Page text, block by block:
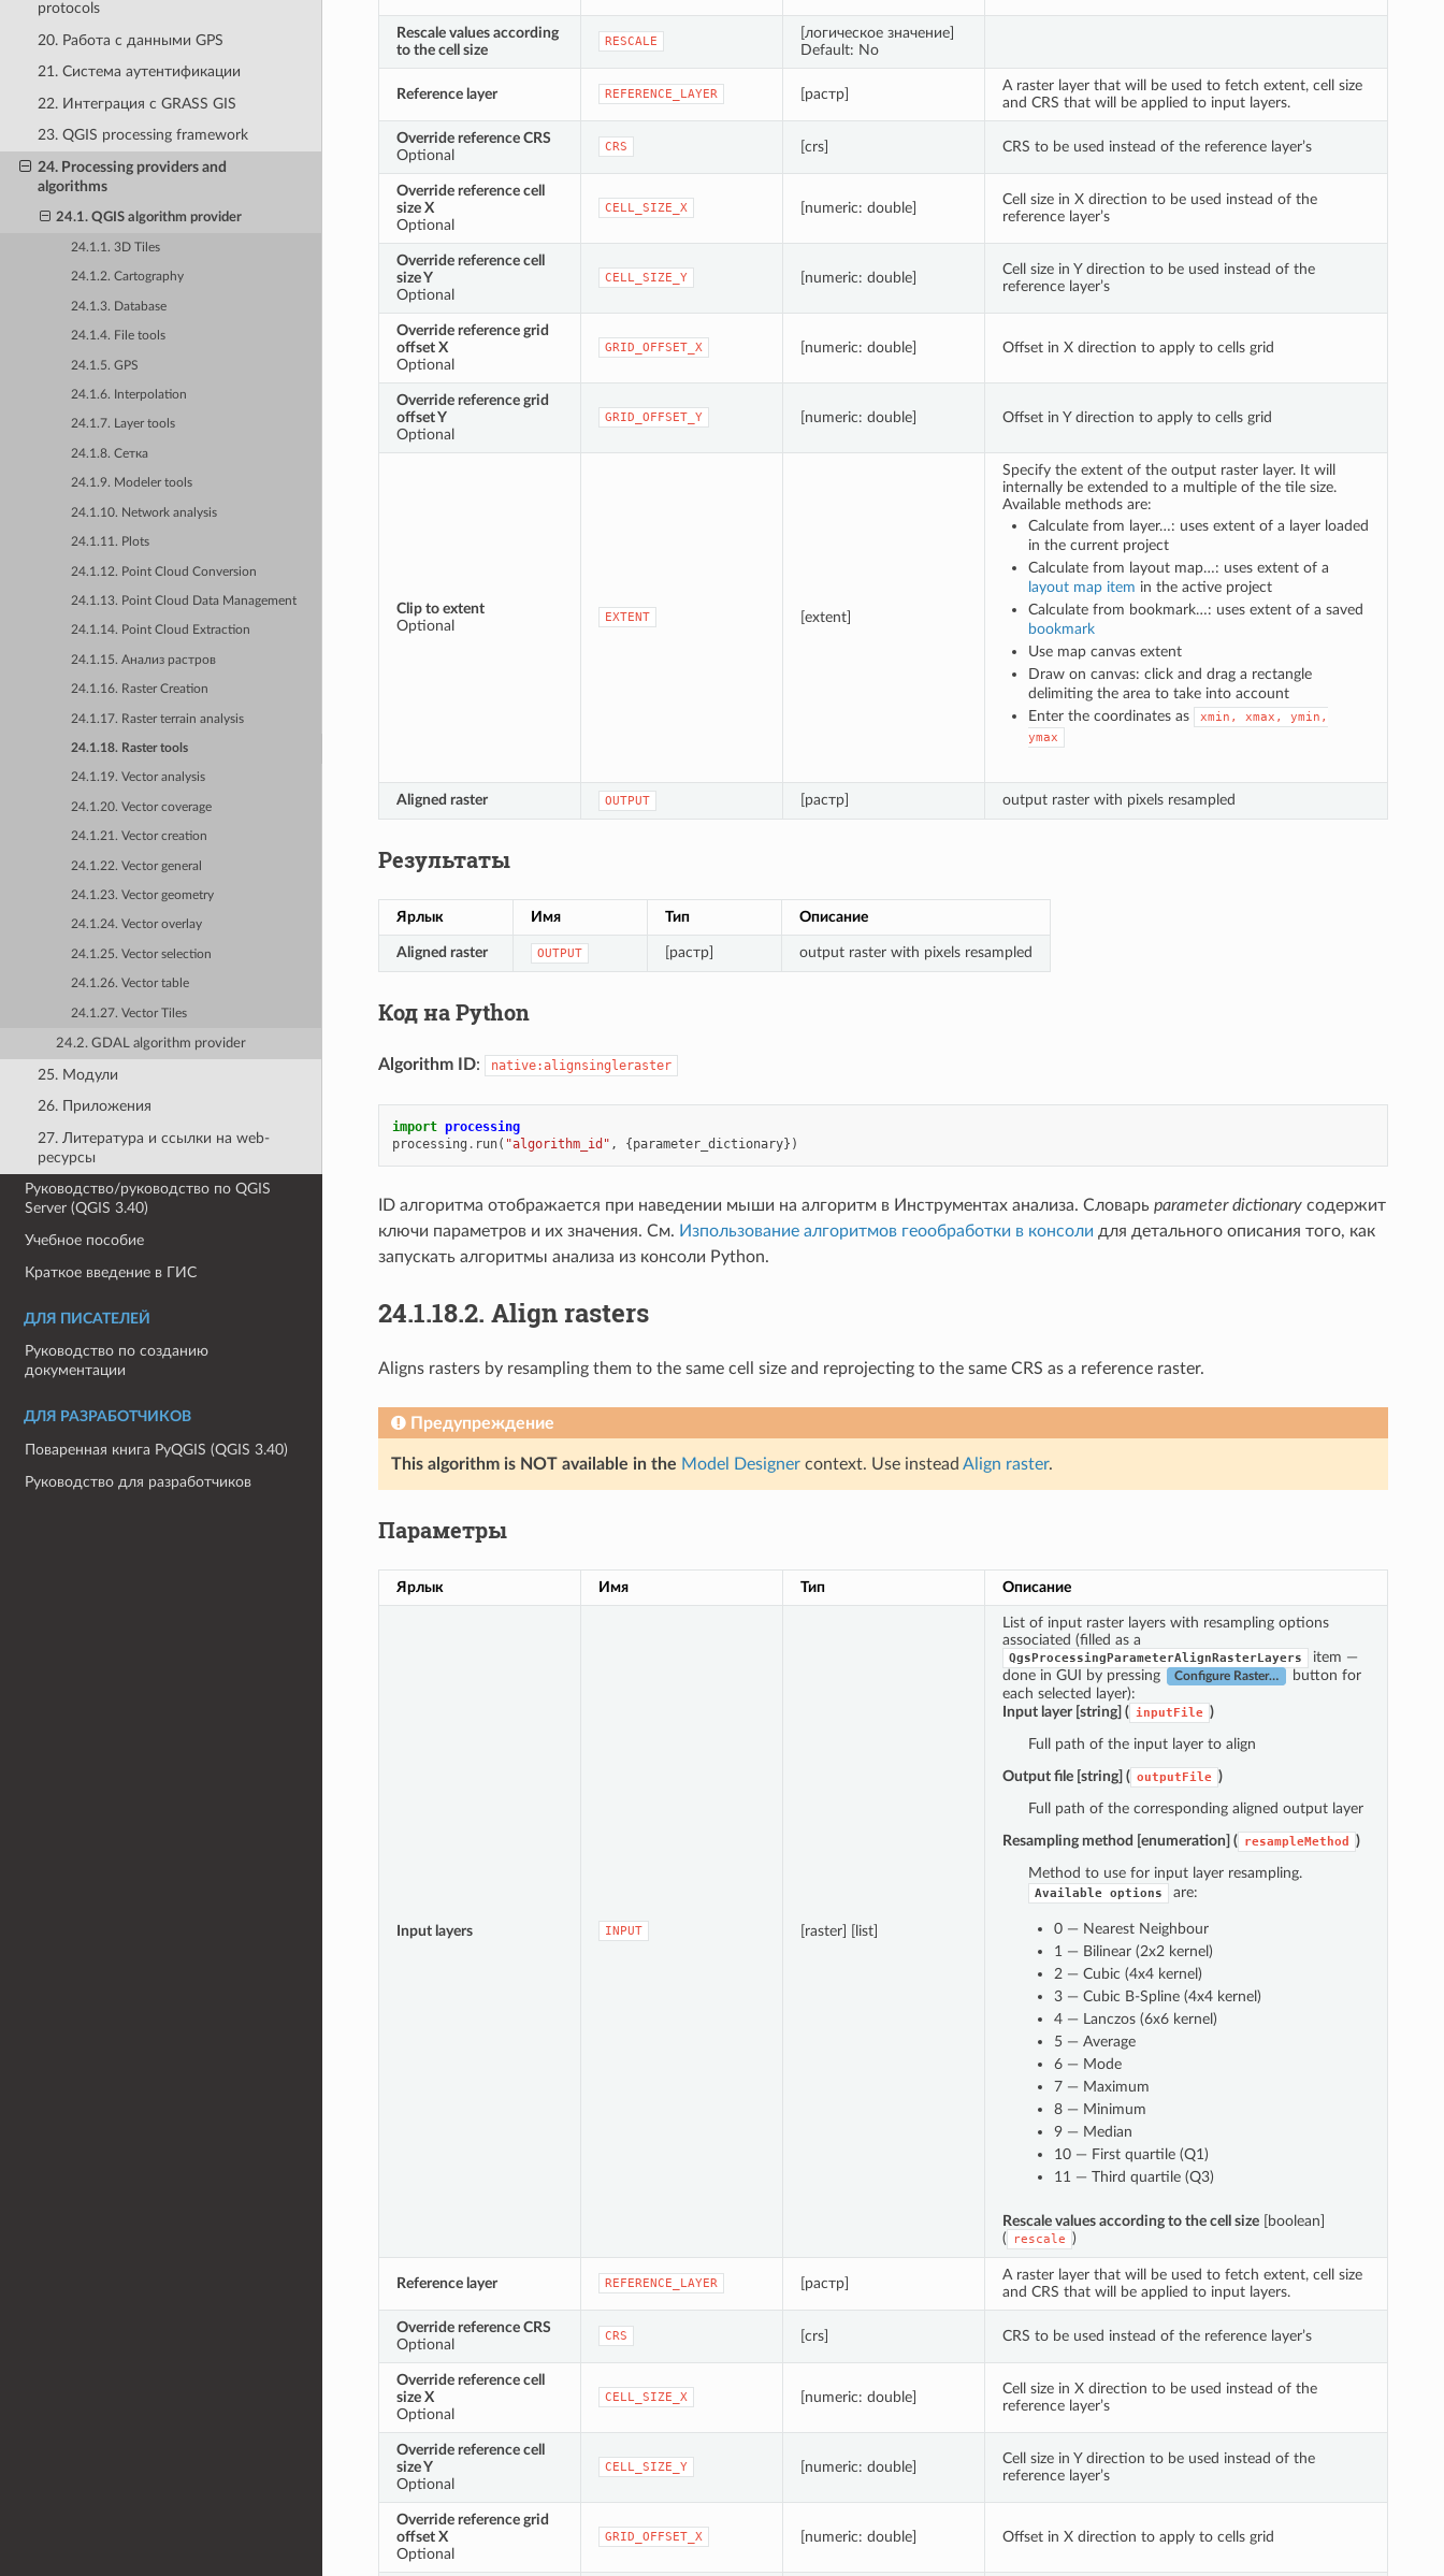
protocols
20. Работа с данными GPS
21. Система аутентификации
22. Интеграция с GRASS GIS
23. QGIS processing framework
24. Processing providers and
algorithms
24.1. QGIS algorithm provider
24.1.1. 3D Tiles
24.1.2. Cartography
24.1.3. Database
24.1.4. File tools
24.1.5. GPS
24.1.6. Interpolation
24.1.7. Layer tools
24.1.8. Сетка
24.1.9. Modeler tools
24.1.10. Network analysis
24.1.11. Plots
24.1.12. Point Cloud Conversion
24.1.13. Point Cloud Data Management
24.1.14. Point Cloud Extraction
24.1.15. Анализ растров
24.1.16. Raster Creation
24.1.17. Raster terrain analysis
24.1.18. Raster tools
24.1.19. Vector analysis
24.1.20. Vector coverage
24.1.21. Vector creation
24.1.22. Vector general
24.1.23. Vector geometry
24.1.24. Vector overlay
24.1.25. Vector selection
24.1.26. Vector table
24.1.27. Vector Tiles
24.2. GDAL algorithm provider
25. Модули
26. Приложения
27. Литература и ссылки на web-
ресурсы
Руководство/руководство по QGIS
Server (QGIS 3.40)
Учебное пособие
Краткое введение в ГИС
ДЛЯ ПИСАТЕЛЕЙ
Руководство по созданию
документации
ДЛЯ РАЗРАБОТЧИКОВ
Поваренная книга PyQGIS (QGIS 3.40)
Руководство для разработчиков
Rescale values according
to the cell size
RESCALE
[логическое значение]
Default: No
Reference layer REFERENCE_LAYER [растр]
A raster layer that will be used to fetch extent, cell size
and CRS that will be applied to input layers.
Override reference CRS
Optional
CRS [crs] CRS to be used instead of the reference layer’s
Override reference cell
size X
Optional
CELL_SIZE_X [numeric: double]
Cell size in X direction to be used instead of the
reference layer’s
Override reference cell
size Y
Optional
CELL_SIZE_Y [numeric: double]
Cell size in Y direction to be used instead of the
reference layer’s
Override reference grid
offset X
Optional
GRID_OFFSET_X [numeric: double] Offset in X direction to apply to cells grid
Override reference grid
offset Y
Optional
GRID_OFFSET_Y [numeric: double] Offset in Y direction to apply to cells grid
Clip to extent
Optional
EXTENT [extent]
Specify the extent of the output raster layer. It will
internally be extended to a multiple of the tile size.
Available methods are:
Calculate from layer…: uses extent of a layer loaded
in the current project
Calculate from layout map…: uses extent of a
layout map item in the active project
Calculate from bookmark…: uses extent of a saved
bookmark
Use map canvas extent
Draw on canvas: click and drag a rectangle
delimiting the area to take into account
Enter the coordinates as
xmin, xmax,
ymin,
ymax
Aligned raster OUTPUT [растр] output raster with pixels resampled
Результаты
Ярлык Имя Тип Описание
Aligned raster OUTPUT [растр] output raster with pixels resampled
Код на Python
Algorithm ID: native:alignsingleraster
import processing
processing . run( "algorithm_id" , { parameter_dictionary})
ID алгоритма отображается при наведении мыши на алгоритм в Инструментах анализа. Словарь parameter dictionaryсодержит
ключи параметров и их значения. См. Изпользование алгоритмов геообработки в консоли для детального описания того, как
запускать алгоритмы анализа из консоли Python.
24.1.18.2. Align rasters
Aligns rasters by resampling them to the same cell size and reprojecting to the same CRS as a reference raster.
Предупреждение
This algorithm is NOT available in the Model Designercontext. Use instead Align raster.
Параметры
Ярлык Имя Тип Описание
Input layers INPUT [raster] [list]
List of input raster layers with resampling options
associated (filled as a
QgsProcessingParameterAlignRasterLayers
item —
done in GUI by pressing
Configure Raster…
button for
each selected layer):
Input layer[string] ( inputFile )
Full path of the input layer to align
Output file[string] ( outputFile )
Full path of the corresponding aligned output layer
Resampling method [enumeration] ( resampleMethod
)
Method to use for input layer resampling.
Available options are:
0 — Nearest Neighbour
1 — Bilinear (2x2 kernel)
2 — Cubic (4x4 kernel)
3 — Cubic B-Spline (4x4 kernel)
4 — Lanczos (6x6 kernel)
5 — Average
6 — Mode
7 — Maximum
8 — Minimum
9 — Median
10 — First quartile (Q1)
11 — Third quartile (Q3)
Rescale values according to the cell size[boolean]
(
rescale )
Reference layer REFERENCE_LAYER [растр]
A raster layer that will be used to fetch extent, cell size
and CRS that will be applied to input layers.
Override reference CRS
Optional
CRS [crs] CRS to be used instead of the reference layer’s
Override reference cell
size X
Optional
CELL_SIZE_X [numeric: double]
Cell size in X direction to be used instead of the
reference layer’s
Override reference cell
size Y
Optional
CELL_SIZE_Y [numeric: double]
Cell size in Y direction to be used instead of the
reference layer’s
Override reference grid
offset X
Optional
GRID_OFFSET_X [numeric: double] Offset in X direction to apply to cells grid